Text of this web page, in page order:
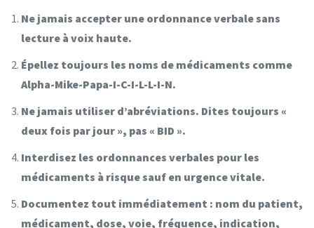
Ne jamais accepter une ordonnance verbale sans
lecture à voix haute.
Épellez toujours les noms de médicaments comme
Alpha-Mike-Papa-I-C-I-L-L-I-N.
Ne jamais utiliser d’abréviations. Dites toujours «
deux fois par jour », pas « BID ».
Interdisez les ordonnances verbales pour les
médicaments à risque sauf en urgence vitale.
Documentez tout immédiatement : nom du patient,
médicament, dose, voie, fréquence, indication,